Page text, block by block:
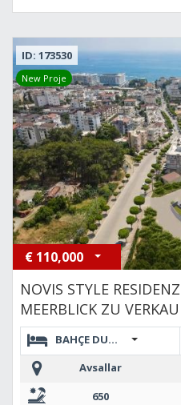
ID: 173530
New Proje
€ 110,000
NOVIS STYLE
MEERBLICK ZU
BAHÇE DUBLEKS
Avsallar
650